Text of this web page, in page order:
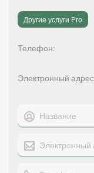
Другие услуги Pro
Телефон
Электронный адрес